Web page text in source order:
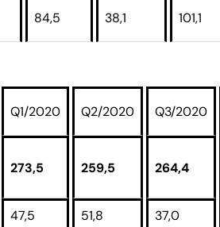
84,5 38,1 101,1
Q1/2020 Q2/2020 Q3/2020
273,5 259,5 264,4
47,5 51,8
37,0